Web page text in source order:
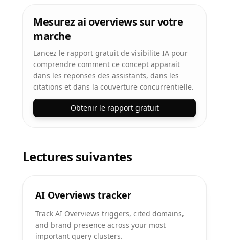
Mesurez ai overviews sur votre
marche
Lancez le rapport gratuit de visibilite IA pour
comprendre comment ce concept apparait
dans les reponses des assistants, dans les
citations et dans la couverture concurrentielle.
Obtenir le rapport gratuit
Lectures suivantes
AI Overviews tracker
Track AI Overviews triggers, cited domains,
and brand presence across your most
important query clusters.